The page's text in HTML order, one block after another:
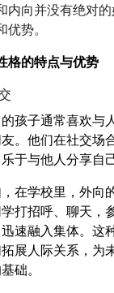
内向并没有绝对
势。
格的特点与优势
孩子通常喜欢与
。他们在社交场
于与他人分享自
在学校里，外向
打招呼、聊天，
速融入集体。这
展人际关系，为
础。